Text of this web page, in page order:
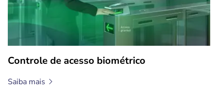
Controle de acesso biométrico
Saiba mais